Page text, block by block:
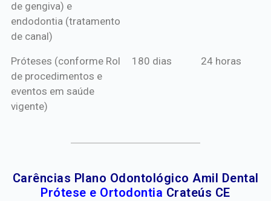
de gengiva) e
endodontia (tratamento
de canal)
Próteses (conforme Rol
de procedimentos e
eventos em saúde
vigente)
180 dias 24 horas
Carências Plano Odontológico Amil Dental
Prótese e Ortodontia Crateús CE